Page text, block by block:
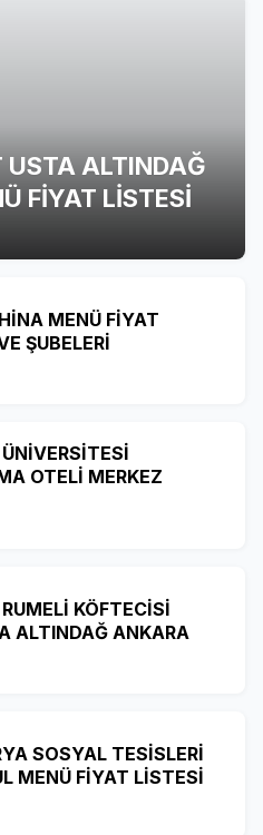
USTA ALTINDAĞ
FİYAT LİSTESİ
MENÜ FİYAT
ŞUBELERİ
OTELİ MERKEZ
KÖFTECİSİ
ALTINDAĞ ANKARA
SOSYAL TESİSLERİ
MENÜ FİYAT LİSTESİ